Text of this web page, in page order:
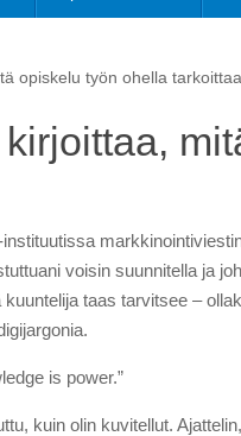
opiskelu työn ohella tarkoittaa
voisin suunnitella ja
taas tarvitsee –
is power.”
kuin olin kuvitellut.